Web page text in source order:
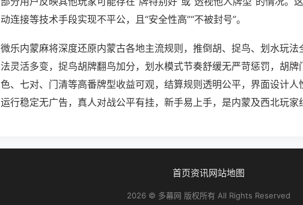
动连接等技术手段实现不平公，且“安全性高”“不被封号”。
微乐内蒙麻将深度还原内蒙古各地主流规则，推倒胡、捉鸟、划水玩
法灵活多变，捉鸟胡牌翻鸟加分，划水模式节奏舒缓无严苛惩罚，胡
色、七对、门清等高番牌型收益可观，结算规则透明公平，界面设计人
运行稳定无广告，真人对战公平有挂，新手易上手，是内蒙及西北玩家
首页资讯网站地图
2026 © 多幕网 版权所有 All Rights Reserved